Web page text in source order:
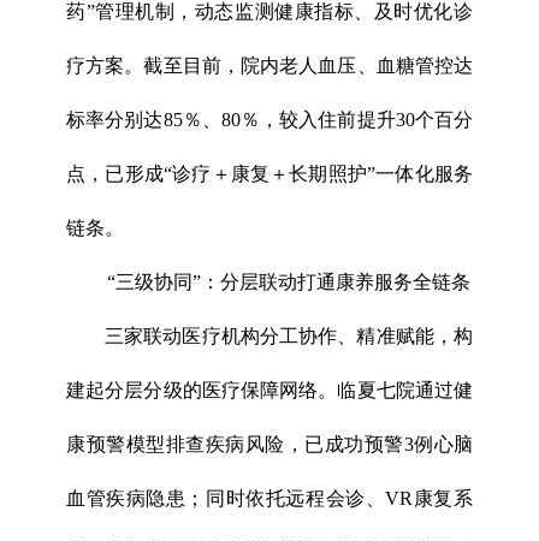
药”管理机制，动态监测健康指标、及时优化诊
疗方案。截至目前，院内老人血压、血糖管控达
标率分别达85％、80％，较入住前提升30个百分
点，已形成“诊疗＋康复＋长期照护”一体化服务
链条。
“三级协同”：分层联动打通康养服务全链条
三家联动医疗机构分工协作、精准赋能，构
建起分层分级的医疗保障网络。临夏七院通过健
康预警模型排查疾病风险，已成功预警3例心脑
血管疾病隐患；同时依托远程会诊、VR康复系